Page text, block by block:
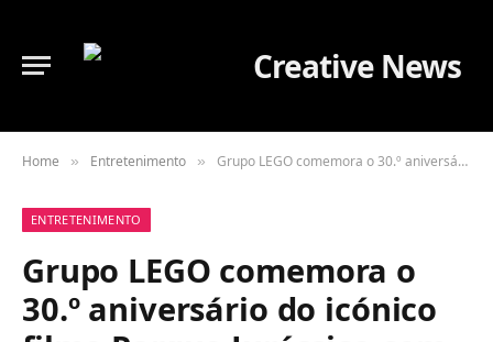
Home » Entretenimento » Grupo LEGO comemora o 30.º aniversário do icónico filme Parque Jurássico com o lançamento de cinco novos sets LEGO® Jurassic Park
ENTRETENIMENTO
Grupo LEGO comemora o
30.º aniversário do icónico